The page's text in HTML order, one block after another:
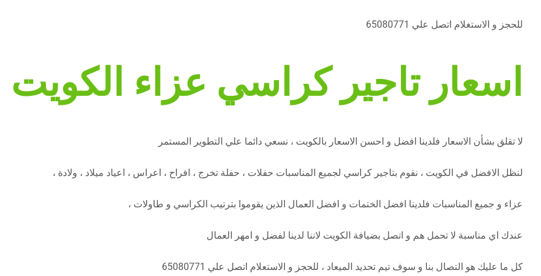
للحجز و الاستغلام اتصل علي 65080771
اسعار تاجير كراسي عزاء الكويت
لا تقلق بشأن الاسعار فلدينا افضل و احسن الاسعار بالكويت ، نسعي دائما علي التطوير المستمر
لنظل الافضل في الكويت ، نقوم بتاجير كراسي لجميع المناسبات حفلات ، حفلة تخرج ، افراح ، اعراس ، اعياد ميلاد ، ولادة ،
عزاء و جميع المناسبات فلدينا افضل الختمات و افضل العمال الذين يقوموا بترتيب الكراسي و طاولات ،
عندك اي مناسبة لا تحمل هم و اتصل بضيافة الكويت لاننا لدينا لفضل و امهر العمال
كل ما عليك هو التصال بنا و سوف تيم تحديد الميعاد ، للحجز و الاستعلام اتصل علي 65080771